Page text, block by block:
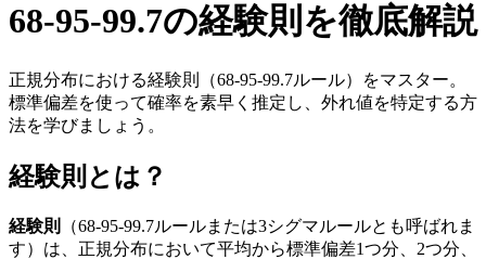
68-95-99.7の経験則を徹底解説
正規分布における経験則（68-95-99.7ルール）をマスター。
標準偏差を使って確率を素早く推定し、外れ値を特定する方
法を学びましょう。
経験則とは？
経験則
（68-95-99.7ルールまたは3シグマルールとも呼ばれま
す）は、正規分布において平均から標準偏差1つ分、2つ分、